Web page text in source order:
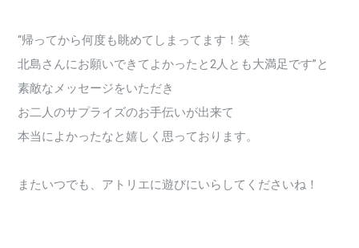
“帰ってから何度も眺めてしまってます！笑
北島さんにお願いできてよかったと2人とも大満足です”と
素敵なメッセージをいただき
お二人のサプライズのお手伝いが出来て
本当によかったなと嬉しく思っております。
またいつでも、アトリエに遊びにいらしてくださいね！